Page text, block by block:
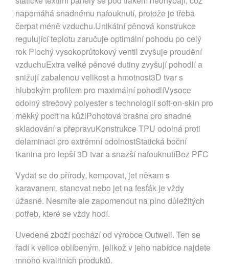
napomáhá snadnému nafouknutí, protože je třeba
čerpat méně vzduchu.Unikátní pěnová konstrukce
regulující teplotu zaručuje optimální pohodu po celý
rok Plochý vysokoprůtokový ventil zvyšuje proudění
vzduchuExtra velké pěnové dutiny zvyšují pohodlí a
snižují zabalenou velikost a hmotnost3D tvar s
hlubokým profilem pro maximální pohodlíVysoce
odolný strečový polyester s technologií soft-on-skin pro
měkký pocit na kůžiPohotová brašna pro snadné
skladování a přepravuKonstrukce TPU odolná proti
delaminaci pro extrémní odolnostStatická boční
tkanina pro lepší 3D tvar a snazší nafouknutíBez PFC
Vydat se do přírody, kempovat, jet někam s
karavanem, stanovat nebo jet na fesťák je vždy
úžasné. Nesmíte ale zapomenout na plno důležitých
potřeb, které se vždy hodí.
Uvedené zboží pochází od výrobce Outwell. Ten se
řadí k velice oblíbeným, jelikož v jeho nabídce najdete
mnoho kvalitních produktů.